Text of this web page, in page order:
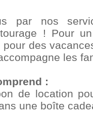
par nos
! Pour
des
les
:
de location
une boîte